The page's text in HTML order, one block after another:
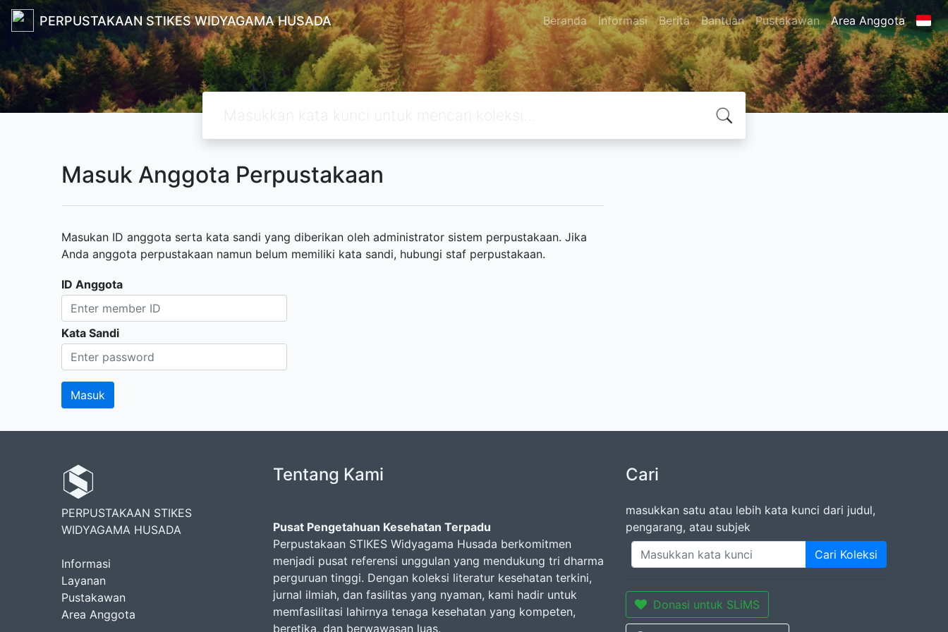
PERPUSTAKAAN STIKES WIDYAGAMA HUSADA Beranda Informasi Berita Bantuan Pustakawan Area Anggota
Masuk Anggota Perpustakaan
Masukan ID anggota serta kata sandi yang diberikan oleh administrator sistem perpustakaan. Jika
Anda anggota perpustakaan namun belum memiliki kata sandi, hubungi staf perpustakaan.
ID Anggota
Kata Sandi
PERPUSTAKAAN STIKES
WIDYAGAMA HUSADA
Informasi
Layanan
Pustakawan
Area Anggota
Tentang Kami
Pusat Pengetahuan Kesehatan Terpadu
Perpustakaan STIKES Widyagama Husada berkomitmen
menjadi pusat referensi unggulan yang mendukung tri dharma
perguruan tinggi. Dengan koleksi literatur kesehatan terkini,
jurnal ilmiah, dan fasilitas yang nyaman, kami hadir untuk
memfasilitasi lahirnya tenaga kesehatan yang kompeten,
beretika, dan berwawasan luas.
Cari
masukkan satu atau lebih kata kunci dari judul,
pengarang, atau subjek
Cari Koleksi
Donasi untuk SLiMS